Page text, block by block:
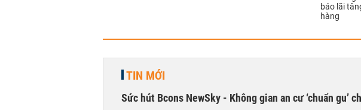
báo lãi
hàng
TIN MỚI
Sức hút Bcons NewSky - Không gian an cư ‘chuẩn gu’